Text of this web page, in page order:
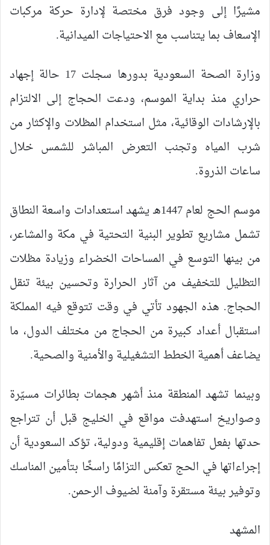
مشيرًا إلى وجود فرق مختصة لإدارة حركة مركبات
الإسعاف بما يتناسب مع الاحتياجات الميدانية.
وزارة الصحة السعودية بدورها سجلت 17 حالة إجهاد
حراري منذ بداية الموسم، ودعت الحجاج إلى الالتزام
بالإرشادات الوقائية، مثل استخدام المظلات والإكثار من
شرب المياه وتجنب التعرض المباشر للشمس خلال
ساعات الذروة.
موسم الحج لعام 1447هـ يشهد استعدادات واسعة النطاق
تشمل مشاريع تطوير البنية التحتية في مكة والمشاعر،
من بينها التوسع في المساحات الخضراء وزيادة مظلات
التظليل للتخفيف من آثار الحرارة وتحسين بيئة تنقل
الحجاج. هذه الجهود تأتي في وقت تتوقع فيه المملكة
استقبال أعداد كبيرة من الحجاج من مختلف الدول، ما
يضاعف أهمية الخطط التشغيلية والأمنية والصحية.
وبينما تشهد المنطقة منذ أشهر هجمات بطائرات مسيّرة
وصواريخ استهدفت مواقع في الخليج قبل أن تتراجع
حدتها بفعل تفاهمات إقليمية ودولية، تؤكد السعودية أن
إجراءاتها في الحج تعكس التزامًا راسخًا بتأمين المناسك
وتوفير بيئة مستقرة وآمنة لضيوف الرحمن.
المشهد